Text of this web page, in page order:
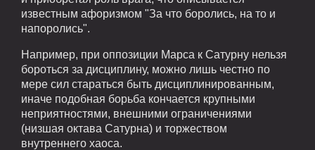
известным афоризмом "За что боролись, на то и
напоролись".
Например, при оппозиции Марса к Сатурну нельзя
бороться за дисциплину, можно лишь честно по
мере сил стараться быть дисциплинированным,
иначе подобная борьба кончается крупными
неприятностями, внешними ограничениями
(низшая октава Сатурна) и торжеством
внутреннего хаоса.